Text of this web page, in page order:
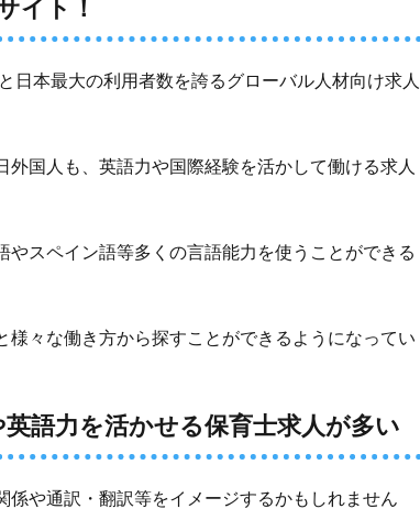
イト！
日本最大の利用者数を誇るグローバル人材向け求人
国人も、英語力や国際経験を活かして働ける求人
スペイン語等多くの言語能力を使うことができる
々な働き方から探すことができるようになってい
語力を活かせる保育士求人が多い
や通訳・翻訳等をイメージするかもしれません